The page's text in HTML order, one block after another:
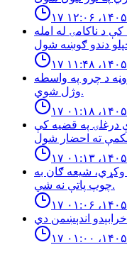
د ناکامۍ له امله
د چرو په واسطه
وژل شوي.
درغلۍ په قضيه كې
وكړي، شيعه ګان به
چوپ پاتې نه شي.